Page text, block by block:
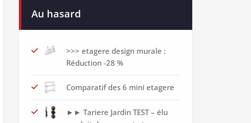
Au hasard
>>> etagere design murale :
Réduction -28 %
Comparatif des 6 mini etagere
►► Tariere Jardin TEST – élu